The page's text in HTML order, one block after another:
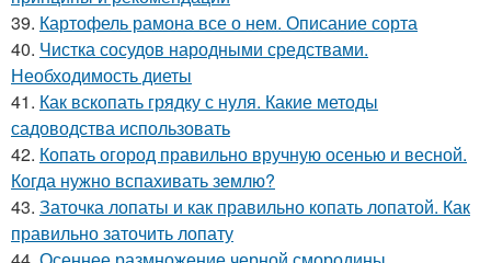
39. Картофель рамона все о нем. Описание сорта
40. Чистка сосудов народными средствами.
Необходимость диеты
41. Как вскопать грядку с нуля. Какие методы
садоводства использовать
42. Копать огород правильно вручную осенью и весной.
Когда нужно вспахивать землю?
43. Заточка лопаты и как правильно копать лопатой. Как
правильно заточить лопату